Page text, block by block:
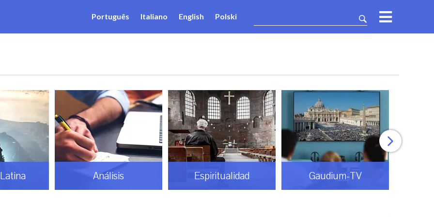
Português Italiano English Polski
Análisis Espiritualidad Gaudium-TV